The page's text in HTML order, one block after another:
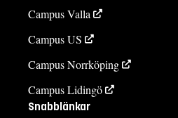
Campus Valla
Campus US
Campus Norrköping
Campus Lidingö
Snabblänkar